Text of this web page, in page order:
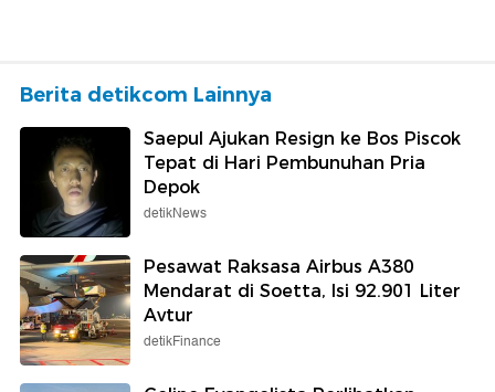
Berita detikcom Lainnya
Saepul Ajukan Resign ke Bos Piscok
Tepat di Hari Pembunuhan Pria
Depok
detikNews
Pesawat Raksasa Airbus A380
Mendarat di Soetta, Isi 92.901 Liter
Avtur
detikFinance